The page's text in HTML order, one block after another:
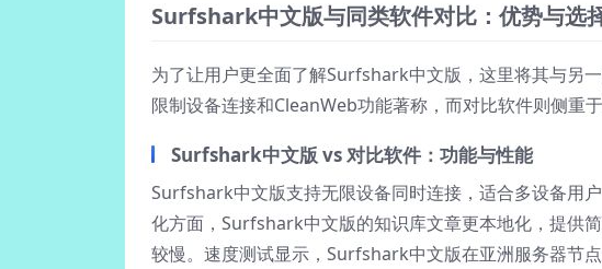
Surfshark中文版与同类软件对比：优势与选
为了让用户更全面了解Surfshark中文版，这里将其与另
限制设备连接和CleanWeb功能著称，而对比软件则侧重
Surfshark中文版 vs 对比软件：功能与性能
Surfshark中文版支持无限设备同时连接，适合多设备用
化方面，Surfshark中文版的知识库文章更本地化，提供
较慢。速度测试显示，Surfshark中文版在亚洲服务器节